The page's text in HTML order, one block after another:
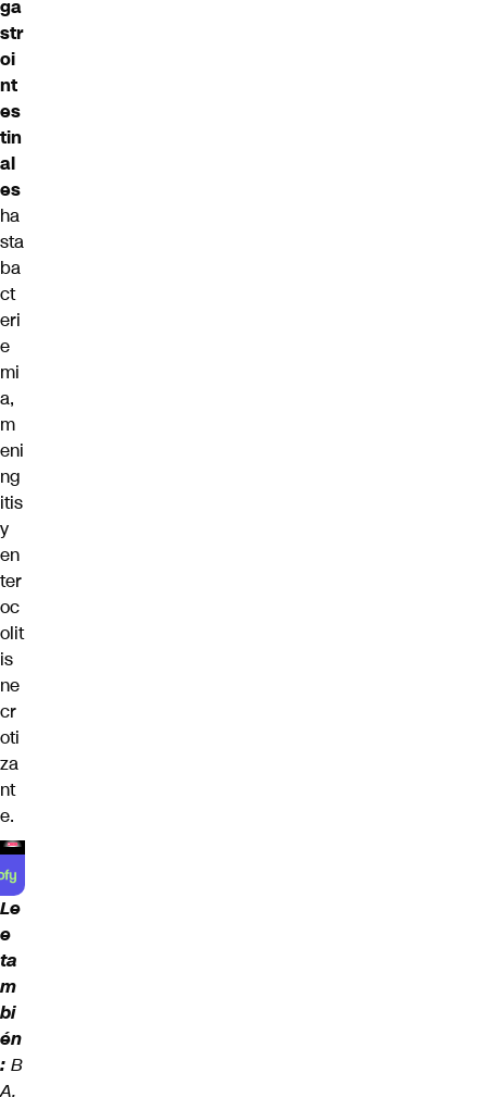
ga
str
oi
nt
es
tin
al
es
ha
sta
ba
ct
eri
e
mi
a,
m
eni
ng
itis
y
en
ter
oc
olit
is
ne
cr
oti
za
nt
e.
Le
e
ta
m
bi
én
: B
A.